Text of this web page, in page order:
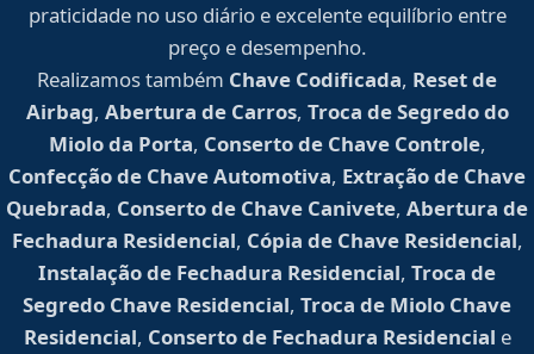
praticidade no uso diário e excelente equilíbrio entre
preço e desempenho.
Realizamos também Chave Codificada, Reset de
Airbag, Abertura de Carros, Troca de Segredo do
Miolo da Porta, Conserto de Chave Controle,
Confecção de Chave Automotiva, Extração de Chave
Quebrada, Conserto de Chave Canivete, Abertura de
Fechadura Residencial, Cópia de Chave Residencial,
Instalação de Fechadura Residencial, Troca de
Segredo Chave Residencial, Troca de Miolo Chave
Residencial, Conserto de Fechadura Residencial e